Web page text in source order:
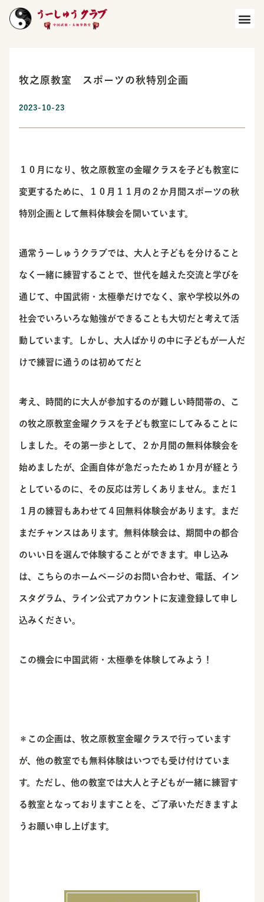
牧之原教室 スポーツの秋特別企画
2023-10-23
１０月になり、牧之原教室の金曜クラスを子ども教室に
変更するために、１０月１１月の２か月間スポーツの秋
特別企画として無料体験会を開いています。
通常うーしゅうクラブでは、大人と子どもを分けること
なく一緒に練習することで、世代を越えた交流と学びを
通じて、中国武術・太極拳だけでなく、家や学校以外の
社会でいろいろな勉強ができることも大切だと考えて活
動しています。しかし、大人ばかりの中に子どもが一人だ
けで練習に通うのは初めてだと
考え、時間的に大人が参加するのが難しい時間帯の、こ
の牧之原教室金曜クラスを子ども教室にしてみることに
しました。その第一歩として、２か月間の無料体験会を
始めましたが、企画自体が急だったため１か月が経とう
としているのに、その反応は芳しくありません。まだ１
１月の練習もあわせて４回無料体験会があります。まだ
まだチャンスはあります。無料体験会は、期間中の都合
のいい日を選んで体験することができます。申し込み
は、こちらのホームページのお問い合わせ、電話、イン
スタグラム、ライン公式アカウントに友達登録して申し
込みください。
この機会に中国武術・太極拳を体験してみよう！
＊この企画は、牧之原教室金曜クラスで行っています
が、他の教室でも無料体験はいつでも受け付けていま
す。ただし、他の教室では大人と子どもが一緒に練習す
る教室となっておりますことを、ご了承いただきますよ
うお願い申し上げます。